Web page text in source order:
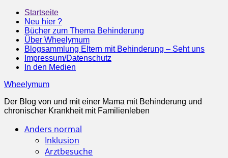
Startseite
Neu hier ?
Bücher zum Thema Behinderung
Über Wheelymum
Blogsammlung Eltern mit Behinderung – Seht uns
Impressum/Datenschutz
In den Medien
Wheelymum
Der Blog von und mit einer Mama mit Behinderung und
chronischer Krankheit mit Familienleben
Anders normal
Inklusion
Arztbesuche